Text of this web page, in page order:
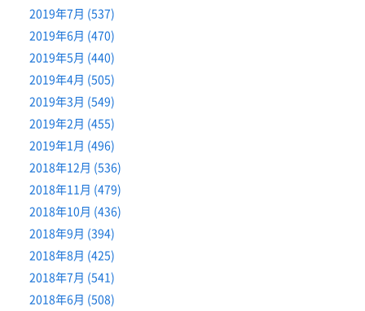
2019年7月 (537)
2019年6月 (470)
2019年5月 (440)
2019年4月 (505)
2019年3月 (549)
2019年2月 (455)
2019年1月 (496)
2018年12月 (536)
2018年11月 (479)
2018年10月 (436)
2018年9月 (394)
2018年8月 (425)
2018年7月 (541)
2018年6月 (508)